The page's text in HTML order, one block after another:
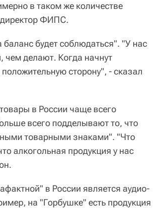
в таком же количестве
директор ФИПС.
будет соблюдаться". "У нас
чем делают. Когда начнут
сторону", - сказал
в России чаще всего
всего подделывают то, что
товарными знаками". "Что
алкогольная продукция у нас
в России является аудио-
на "Горбушке" есть продукция